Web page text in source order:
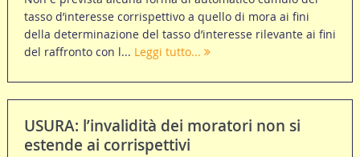
tasso d’interesse corrispettivo a quello di mora ai fini
della determinazione del tasso d’interesse rilevante ai fini
del raffronto con l... Leggi tutto...
USURA: l’invalidità dei moratori non si
estende ai corrispettivi